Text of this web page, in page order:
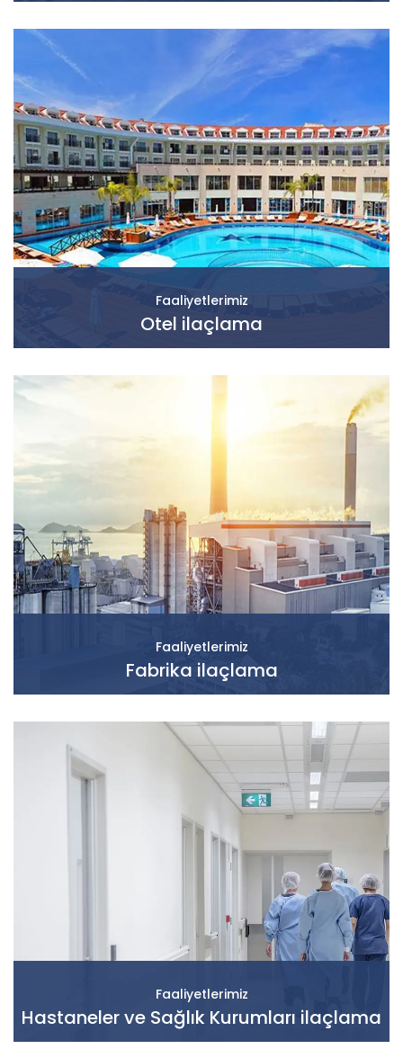
Faaliyetlerimiz
Otel ilaçlama
Faaliyetlerimiz
Fabrika ilaçlama
Faaliyetlerimiz
Hastaneler ve Sağlık Kurumları ilaçlama